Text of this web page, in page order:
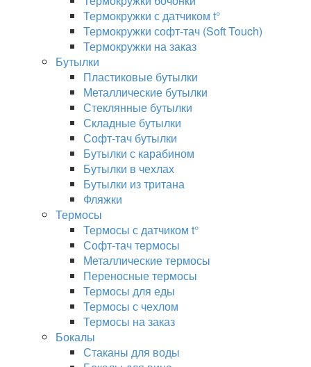
Термокружки с датчиком t°
Термокружки софт-тач (Soft Touch)
Термокружки на заказ
Бутылки
Пластиковые бутылки
Металлические бутылки
Стеклянные бутылки
Складные бутылки
Софт-тач бутылки
Бутылки с карабином
Бутылки в чехлах
Бутылки из тритана
Фляжки
Термосы
Термосы с датчиком t°
Софт-тач термосы
Металлические термосы
Переносные термосы
Термосы для еды
Термосы с чехлом
Термосы на заказ
Бокалы
Стаканы для воды